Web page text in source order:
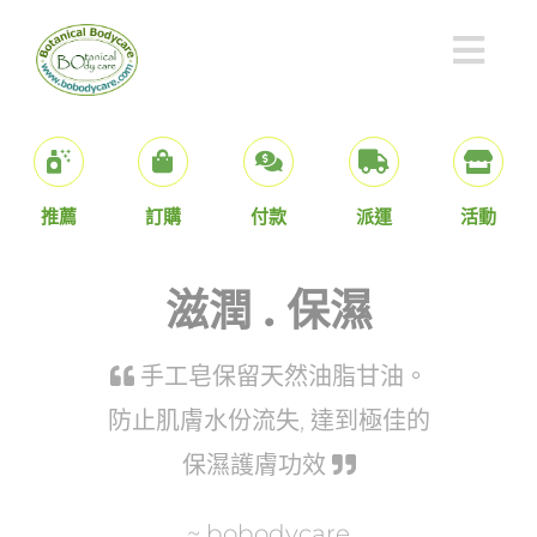
content
產品推介
關於我們
搜
結
推薦 訂購 付款 派運 活動
滋潤 . 保濕
手工皂保留天然油脂甘油。
防止肌膚水份流失, 達到極佳的
保濕護膚功效